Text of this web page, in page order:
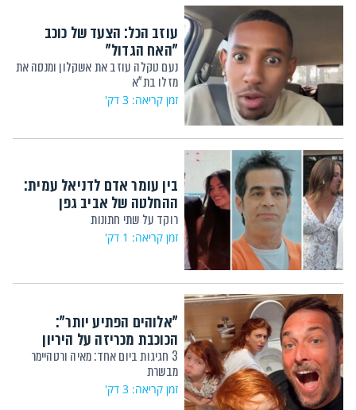
עוזב הכל: הצעד של כוכב
"האח הגדול"
נעם טקלה עוזב את אשקלון ומנסה את
מזלו בת"א
זמן קריאה: 3 דק'
בין עומר אדם לדניאל עמית:
ההחלטה של אביב גפן
רוקד על שתי חתונות
זמן קריאה: 1 דק'
"אלוהים הפתיע יותר":
הכוכבת מכריזה על היריון
3 חגיגות ביום אחד: מאיה ורטהיימר
מבשרת
זמן קריאה: 3 דק'